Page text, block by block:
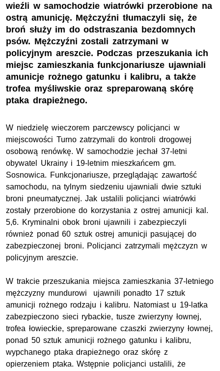
wieźli w samochodzie wiatrówki przerobione na
ostrą amunicję. Mężczyźni tłumaczyli się, że
broń służy im do odstraszania bezdomnych
psów. Mężczyźni zostali zatrzymani w
policyjnym areszcie. Podczas przeszukania ich
miejsc zamieszkania funkcjonariusze ujawniali
amunicje rożnego gatunku i kalibru, a także
trofea myśliwskie oraz spreparowaną skórę
ptaka drapieżnego.
W niedzielę wieczorem parczewscy policjanci w
miejscowości Turno zatrzymali do kontroli drogowej
osobową renówkę. W samochodzie jechał 37-letni
obywatel Ukrainy i 19-letnim mieszkańcem gm.
Sosnowica. Funkcjonariusze, przeglądając zawartość
samochodu, na tylnym siedzeniu ujawniali dwie sztuki
broni pneumatycznej. Jak ustalili policjanci wiatrówki
zostały przerobione do korzystania z ostrej amunicji kal.
5,6. Kryminalni obok broni ujawnili i zabezpieczyli
również ponad 60 sztuk ostrej amunicji pasującej do
zabezpieczonej broni. Policjanci zatrzymali mężczyzn w
policyjnym areszcie.
W trakcie przeszukania miejsca zamieszkania 37-letniego
mężczyzny mundurowi ujawnili ponadto 17 sztuk
amunicji rożnego rodzaju i kalibru. Natomiast u 19-latka
zabezpieczono sieci rybackie, tusze zwierzyny łownej,
trofea łowieckie, spreparowane czaszki zwierzyny łownej,
ponad 50 sztuk amunicji rożnego gatunku i kalibru,
wypchanego ptaka drapieżnego oraz skórę z
opierzeniem ptaka. Wstępnie policjanci ustalili, że